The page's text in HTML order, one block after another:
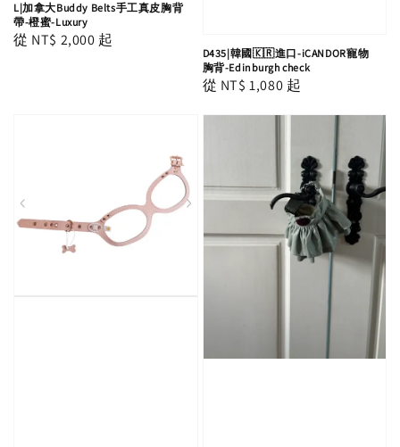
L|加拿大Buddy Belts手工真皮胸背
帶-橙蜜-Luxury
Regular
從 NT$ 2,000 起
D435|韓國🇰🇷進口-iCANDOR寵物
胸背-Edinburgh check
Regular
從 NT$ 1,080 起